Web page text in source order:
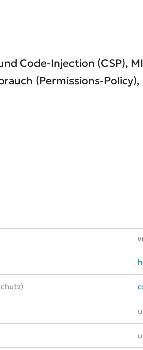
Code-Injection (CSP),
(Permissions-